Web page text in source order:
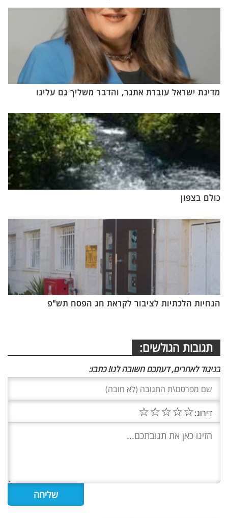
מדינת ישראל עוברת אתגר, והדבר משליך גם עלינו
כולם בצפון
הנחיות הלכתיות לציבור לקראת חג הפסח תש"פ
תגובות הגולשים:
בניגוד לאחרים, דעתכם חשובה לנו! כתבו:
דירוג:☆
☆
☆
☆
☆